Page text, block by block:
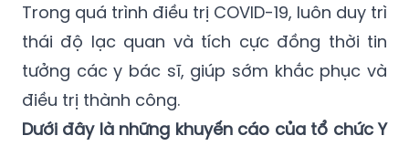
Trong quá trình điều trị COVID-19, luôn duy trì
thái độ lạc quan và tích cực đồng thời tin
tưởng các y bác sĩ, giúp sớm khắc phục và
điều trị thành công.
Dưới đây là những khuyến cáo của tổ chức Y